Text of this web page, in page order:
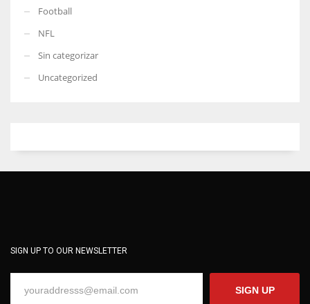
Football
NFL
Sin categorizar
Uncategorized
SIGN UP TO OUR NEWSLETTER
SIGN UP